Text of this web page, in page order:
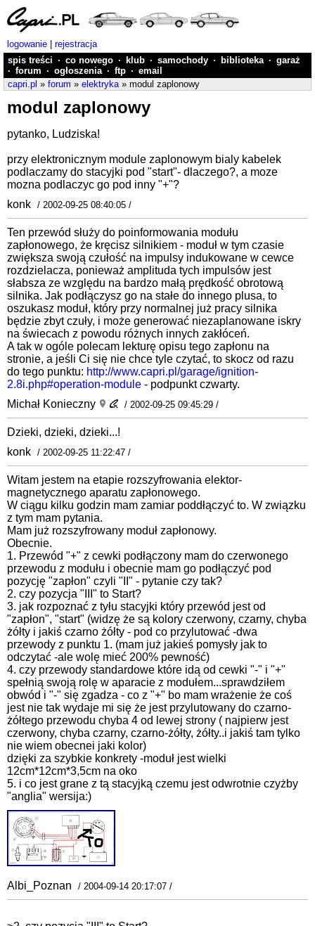
logowanie
rejestracja
spis treści · co nowego · klub · samochody · biblioteka · garaż
· forum · ogłoszenia · ftp · email
capri.pl » forum » elektryka» modul zaplonowy
modul zaplonowy
pytanko, Ludziska!
przy elektronicznym module zaplonowym bialy kabelek
podlaczamy do stacyjki pod "start"- dlaczego?, a moze
mozna podlaczyc go pod inny "+"?
konk / 2002-09-25 08:40:05 /
Ten przewód służy do poinformowania modułu
zapłonowego, że kręcisz silnikiem - moduł w tym czasie
zwiększa swoją czułość na impulsy indukowane w cewce
rozdzielacza, ponieważ amplituda tych impulsów jest
słabsza ze względu na bardzo małą prędkość obrotową
silnika. Jak podłączysz go na stałe do innego plusa, to
oszukasz moduł, który przy normalnej już pracy silnika
będzie zbyt czuły, i może generować niezaplanowane iskry
na świecach z powodu różnych innych zakłóceń.
A tak w ogóle polecam lekturę opisu tego zapłonu na
stronie, a jeśli Ci się nie chce tyle czytać, to skocz od razu
do tego punktu: http://www.capri.pl/garage/ignition-
2.8i.php#operation-module - podpunkt czwarty.
Michał Konieczny
/ 2002-09-25 09:45:29 /
Dzieki, dzieki, dzieki...!
konk / 2002-09-25 11:22:47 /
Witam jestem na etapie rozszyfrowania elektor-
magnetycznego aparatu zapłonowego.
W ciągu kilku godzin mam zamiar poddłączyć to. W związku
z tym mam pytania.
Mam już rozszyfrowany moduł zapłonowy.
Obecnie.
1. Przewód "+" z cewki podłączony mam do czerwonego
przewodu z modułu i obecnie mam go podłączyć pod
pozycję "zapłon" czyli "II" - pytanie czy tak?
2. czy pozycja "III" to Start?
3. jak rozpoznać z tyłu stacyjki który przewód jest od
"zapłon", "start" (widzę że są kolory czerwony, czarny, chyba
żółty i jakiś czarno żółty - pod co przylutować -dwa
przewody z punktu 1. (mam już jakieś pomysły jak to
odczytać -ale wolę mieć 200% pewność)
4. czy przewody standardowe które idą od cewki "-" i "+"
spełnią swoją rolę w aparacie z modułem...sprawdziłem
obwód i "-" się zgadza - co z "+" bo mam wrażenie że coś
jest nie tak wydaje mi się że jest przylutowany do czarno-
żółtego przewodu chyba 4 od lewej strony ( najpierw jest
czerwony, chyba czarny, czarno-żółty, żółty..i jakiś tam tylko
nie wiem obecnei jaki kolor)
dzięki za szybkie konkrety -moduł jest wielki
12cm*12cm*3,5cm na oko
5. i co jest grane z tą stacyjką czemu jest odwrotnie czyżby
"anglia" wersija:)
Albi_Poznan / 2004-09-14 20:17:07 /